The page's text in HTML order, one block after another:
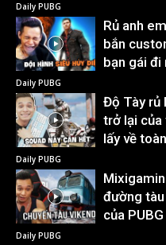
Daily PUBG
Daily PUBG
Rủ anh
bắn
bạn gái đi
Daily PUBG
Độ Tày rủ
trở lại của
lấy về
Daily PUBG
đường
của PUBG